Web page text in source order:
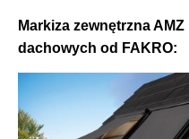
Markiza zewnętrzna
dachowych od FAKRO: